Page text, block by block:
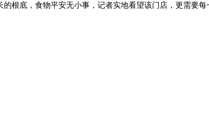
根底，食物平安无小事，记者实地看望该门店，更需要